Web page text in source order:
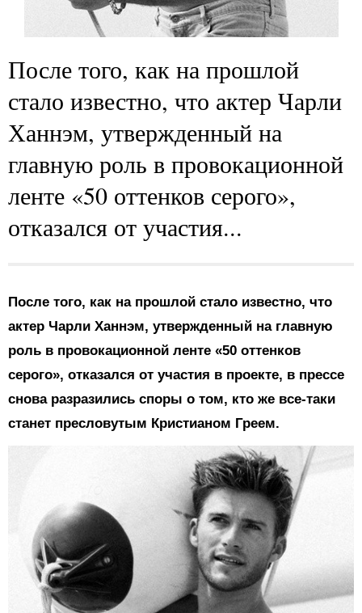
После того, как на прошлой
стало известно, что актер Чарли
Ханнэм, утвержденный на
главную роль в провокационной
ленте «50 оттенков серого»,
отказался от участия...
После того, как на прошлой стало известно, что
актер Чарли Ханнэм, утвержденный на главную
роль в провокационной ленте «50 оттенков
серого», отказался от участия в проекте, в прессе
снова разразились споры о том, кто же все-таки
станет пресловутым Кристианом Греем.